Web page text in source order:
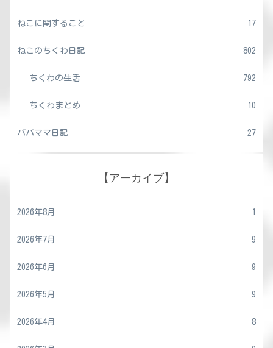
ねこに関すること 17
ねこのちくわ日記 802
ちくわの生活 792
ちくわまとめ 10
パパママ日記 27
【アーカイブ】
2026年8月 1
2026年7月 9
2026年6月 9
2026年5月 9
2026年4月 8